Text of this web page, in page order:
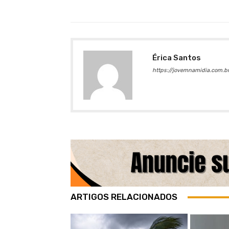
Érica Santos
https://
ARTIGOS RELACIONADOS